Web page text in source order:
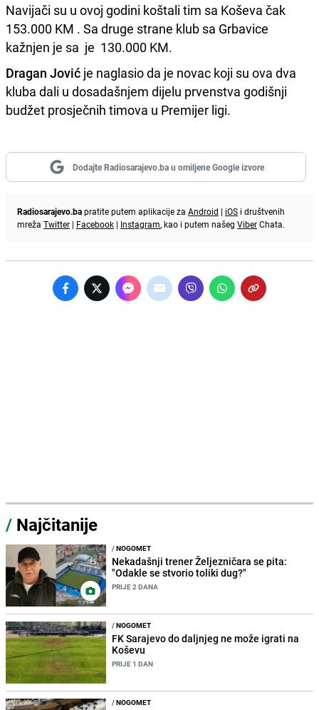
Navijači su u ovoj godini koštali tim sa Koševa čak
153.000 KM . Sa druge strane klub sa Grbavice
kažnjen je sa je 130.000 KM.
Dragan Jović je naglasio da je novac koji su ova dva
kluba dali u dosadašnjem dijelu prvenstva godišnji
budžet prosječnih timova u Premijer ligi.
Dodajte Radiosarajevo.ba u omiljene Google izvore
Radiosarajevo.bapratite putem aplikacije za Android | iOS i društvenih
mreža Twitter | Facebook | Instagram, kao i putem našeg ViberChata.
/ Najčitanije
/NOGOMET
Nekadašnji trener Željezničara se pita:
"Odakle se stvorio toliki dug?"
PRIJE 2 DANA
/NOGOMET
FK Sarajevo do daljnjeg ne može igrati na
Koševu
PRIJE 1 DAN
/NOGOMET